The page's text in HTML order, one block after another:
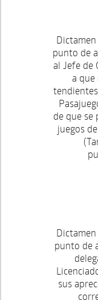
punto de
al Jefe de
a que
de que se
juegos
punto de
sus